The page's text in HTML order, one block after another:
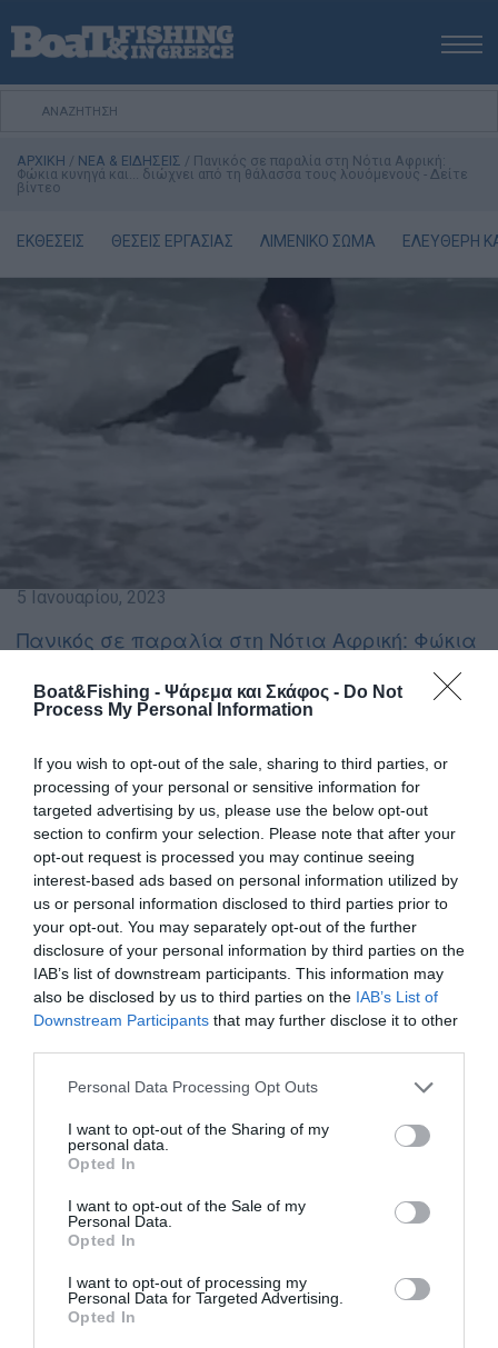
Boat&Fishing - Ψάρεμα και Σκάφος - Do Not
Process My Personal Information
If you wish to opt-out of the sale, sharing to third parties, or
processing of your personal or sensitive information for
targeted advertising by us, please use the below opt-out
section to confirm your selection. Please note that after your
opt-out request is processed you may continue seeing
interest-based ads based on personal information utilized by
us or personal information disclosed to third parties prior to
your opt-out. You may separately opt-out of the further
disclosure of your personal information by third parties on the
IAB’s list of downstream participants. This information may
also be disclosed by us to third parties on the IAB’s List of
Downstream Participants that may further disclose it to other
Personal Data Processing Opt Outs
I want to opt-out of the Sharing of my
personal data.
Opted In
I want to opt-out of the Sale of my
Personal Data.
Opted In
I want to opt-out of processing my
Personal Data for Targeted Advertising.
Opted In
ΑΡΧΙΚΗ
ΕΚΔΟΣΕΙΣ
ΨΑΡΕΜΑ ΑΠΟ ΣΚΑΦΟΣ
ΨΑΡΟΤΟΥΦΕΚΟ
ΘΕΣΣΑΛΟΝΙΚΗ BOAT & FISHING SHOW 2025
BOAT & FISHING SHOW 2025
ΑΡΧΙΚΗ / ΝΕΑ & ΕΙΔΗΣΕΙΣ / Πανικός σε παραλία στη Νότια Αφρική:
Φώκια κυνηγά και... διώχνει από τη θάλασσα τους λουόμενους - Δείτε
βίντεο
ΕΚΘΕΣΕΙΣ ΘΕΣΕΙΣ ΕΡΓΑΣΙΑΣ ΛΙΜΕΝΙΚΟ ΣΩΜΑ ΕΛΕΥΘΕΡΗ
5 Ιανουαρίου, 2023
Πανικός σε παραλία στη Νότια Αφρική: Φώκια
κυνηγά και... διώχνει από τη θάλασσα τους
λουόμενους - Δείτε βίντεο
Απίστευτες στιγμές στην παραλία, με τη
φώκια να κυνηγά τους ανθρώπους
Για κάθε γεγονός υπάρχουν πολλές οπτικές. Άλλοι
βλέπουν τη χιουμοριστική διάσταση. Άλλοι τη σοβαρή.
Άλλοι την επικίνδυνη. Άλλοι το βλέπουν με κυνισμό,
άλλοι με ψυχραιμία, άλλοι με πανικό.
Υπάρχουν όμως και γεγονότα που εμπεριέχουν… όλα τα
παραπάνω, μαζί. Όπως λόγου χάρη, ο πανικός που
προκλήθηκε σε παραλία της Νότιας Αφρικής, όταν μία
φώκια δεν… άντεξε άλλο την παραβίαση του
περιβάλλοντός της και πήρε στο… κυνήγι τους
ανθρώπους που κολυμπούσαν.
Η μικρή, αλλά μαινόμενη φώκια, όχι μόνο προκάλεσε
πανικό, αλλά επιτέθηκε κανονικά στους λουόμενους,
τους οποίους δάγκωσε, «τραμπούκισε» και τελικά
κατάφερε να… πετάξει έξω από τη θάλασσα τους
ανθρώπους, οι οποίοι έτρεχαν πανικόβλητοι δεξιά και
αριστερά, προκειμένου να αποφύγουν τα… χειρότερα.